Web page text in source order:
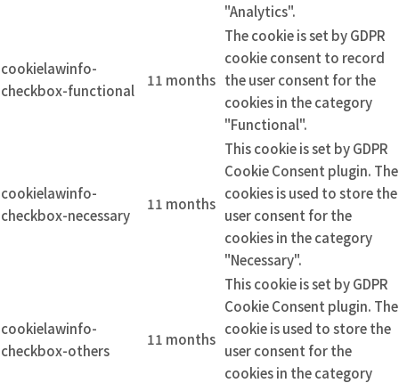
"Analytics".
cookielawinfo-
checkbox-functional
11 months
The cookie is set by GDPR
cookie consent to record
the user consent for the
cookies in the category
"Functional".
cookielawinfo-
checkbox-necessary
11 months
This cookie is set by GDPR
Cookie Consent plugin. The
cookies is used to store the
user consent for the
cookies in the category
"Necessary".
cookielawinfo-
checkbox-others
11 months
This cookie is set by GDPR
Cookie Consent plugin. The
cookie is used to store the
user consent for the
cookies in the category